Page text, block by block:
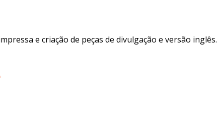
e criação de peças de divulgação e versão inglês.